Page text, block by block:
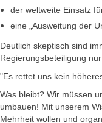
der weltweite Einsatz
eine „Ausweitung der
Deutlich skeptisch sind
Regierungsbeteiligung
"Es rettet uns kein
Was bleibt? Wir müssen
umbauen! Mit unserem
Mehrheit wollen und